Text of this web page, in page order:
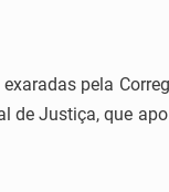
pela
de Justiça, que